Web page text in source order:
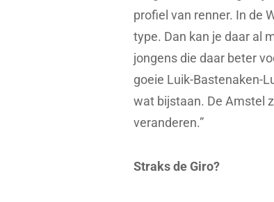
profiel van renner. In de
type. Dan kan je daar al
jongens die daar beter
goeie Luik-Bastenaken-
wat bijstaan. De Amstel
veranderen.”
Straks de Giro?